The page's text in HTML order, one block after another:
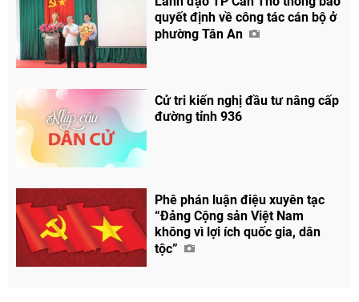
quyết định về công tác cán bộ ở
phường Tân An
Cử tri kiến nghị đầu tư nâng cấp
đường tỉnh 936
Phê phán luận điệu xuyên tạc
“Đảng Cộng sản Việt Nam
không vì lợi ích quốc gia, dân
tộc”